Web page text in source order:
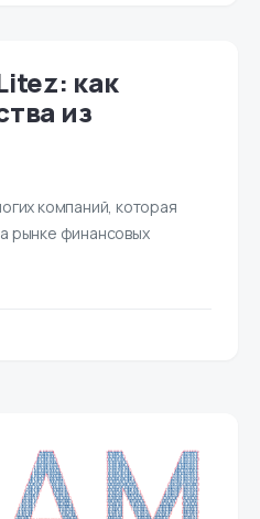
как
из
компаний, которая
рынке финансовых